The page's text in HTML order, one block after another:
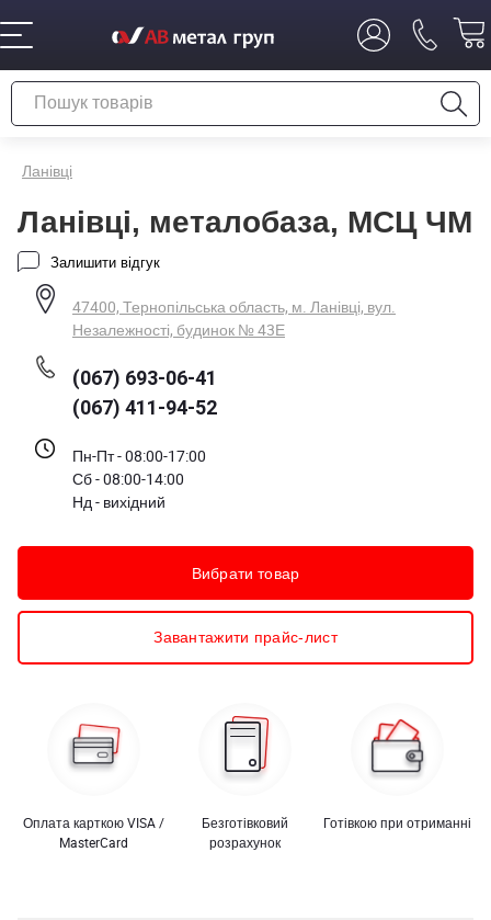
Ланівці
Ланівці, металобаза, МСЦ ЧМ
Залишити відгук
47400, Тернопільська область, м. Ланівці, вул.
Незалежності, будинок № 43Е
(067) 693-06-41
(067) 411-94-52
Пн-Пт - 08:00-17:00
Сб - 08:00-14:00
Нд - вихідний
Вибрати товар
Завантажити прайс-лист
Оплата карткою VISA /
MasterCard
Безготівковий
розрахунок
Готівкою при отриманні